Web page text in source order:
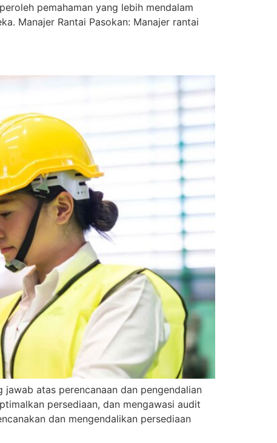
pemahaman yang lebih mendalam
Manajer Rantai Pasokan: Manajer rantai
atas perencanaan dan pengendalian
persediaan, dan mengawasi audit
dan mengendalikan persediaan